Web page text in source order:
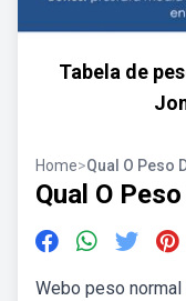
Tabela de
Home>Qual O Peso
Qual O
Webo peso